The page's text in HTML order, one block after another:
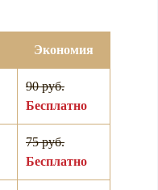
Экономия
90 руб.
Бесплатно
75 руб.
Бесплатно